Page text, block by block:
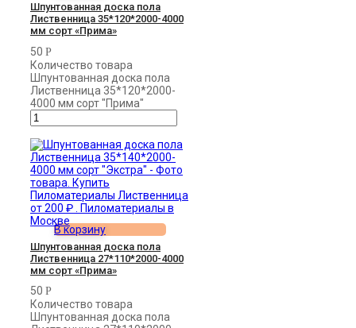
Шпунтованная доска пола
Лиственница 35*120*2000-4000
мм сорт «Прима»
50 Р
Количество товара
Шпунтованная доска пола
Лиственница 35*120*2000-
4000 мм сорт "Прима"
В корзину
Шпунтованная доска пола
Лиственница 27*110*2000-4000
мм сорт «Прима»
50 Р
Количество товара
Шпунтованная доска пола